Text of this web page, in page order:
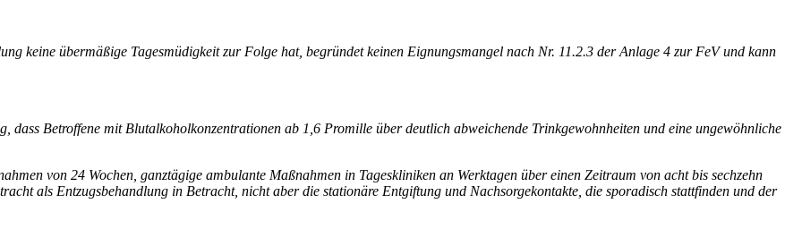
keine übermäßige Tagesmüdigkeit zur Folge hat, begründet keinen Eignungsmangel nach Nr. 11.2.3 der Anlage 4 zur FeV und kann
dass Betroffene mit Blutalkoholkonzentrationen ab 1,6 Promille über deutlich abweichende Trinkgewohnheiten und eine ungewöhnliche
von 24 Wochen, ganztägige ambulante Maßnahmen in Tageskliniken an Werktagen über einen Zeitraum von acht bis sechzehn
als Entzugsbehandlung in Betracht, nicht aber die stationäre Entgiftung und Nachsorgekontakte, die sporadisch stattfinden und der